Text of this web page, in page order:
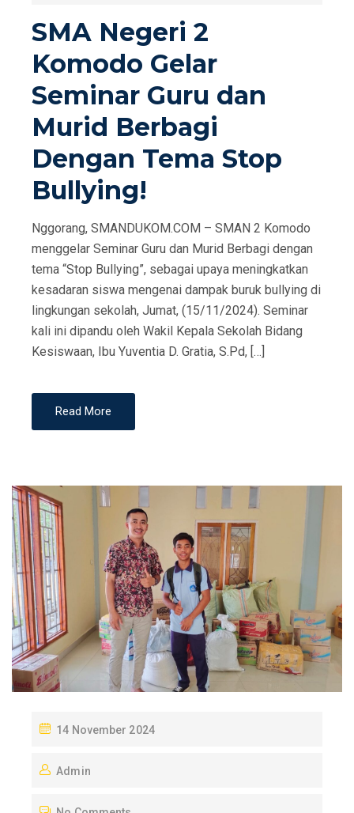
O
N
SMA Negeri 2
Komodo Gelar
Seminar Guru dan
Murid Berbagi
Dengan Tema Stop
Bullying!
Nggorang, SMANDUKOM.COM – SMAN 2 Komodo
menggelar Seminar Guru dan Murid Berbagi dengan
tema “Stop Bullying”, sebagai upaya meningkatkan
kesadaran siswa mengenai dampak buruk bullying di
lingkungan sekolah, Jumat, (15/11/2024). Seminar
kali ini dipandu oleh Wakil Kepala Sekolah Bidang
Kesiswaan, Ibu Yuventia D. Gratia, S.Pd, […]
Read More
P
S
14 November 2024
Admin